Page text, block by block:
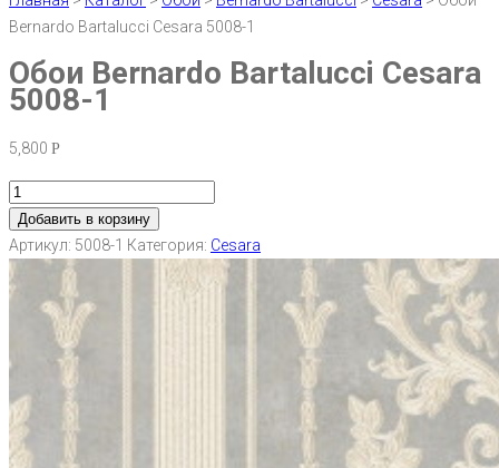
Bernardo Bartalucci Cesara 5008-1
Обои Bernardo Bartalucci Cesara
5008-1
5,800 Р
Добавить в корзину
Артикул: 5008-1 Категория: Cesara